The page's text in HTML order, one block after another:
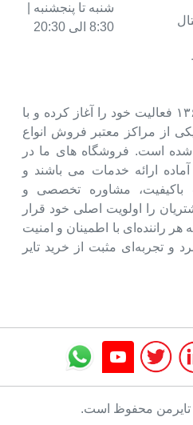
فروشگاه تایر ما از سال ۱۳۶۵ فعالیت خود را آغاز کرده و با
از مراکز معتبر فروش انواع
شده است. فروشگاه های ما در
ارائه خدمات می باشند و
باکیفیت، مشاوره تخصصی و
را اولویت اصلی خود قرار
راننده‌ای با اطمینان و امنیت
و تجربه‌ای مثبت از خرید تایر
شنبه تا پنجشنبه |
8:30 الی 20:30
تایرمن محفوظ است.